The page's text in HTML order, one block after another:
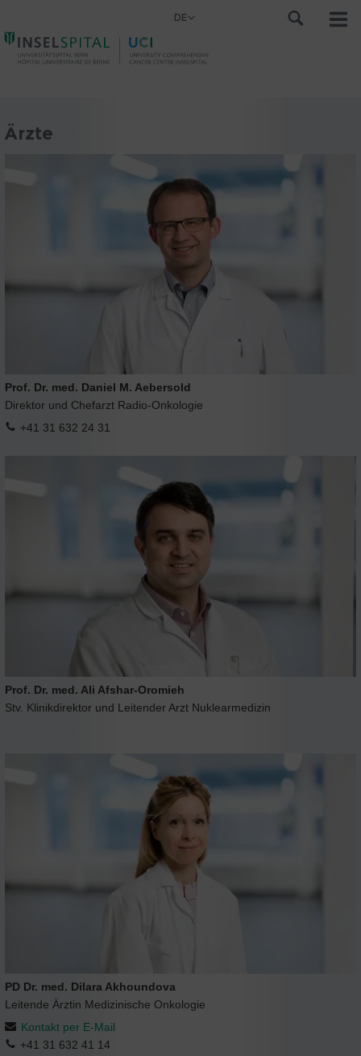
DE
Ärzte
Prof. Dr. med. Daniel M. Aebersold
Direktor und Chefarzt Radio-Onkologie
+41 31 632 24 31
Prof. Dr. med. Ali Afshar-Oromieh
Stv. Klinikdirektor und Leitender Arzt Nuklearmedizin
PD Dr. med. Dilara Akhoundova
Leitende Ärztin Medizinische Onkologie
Kontakt per E-Mail
+41 31 632 41 14